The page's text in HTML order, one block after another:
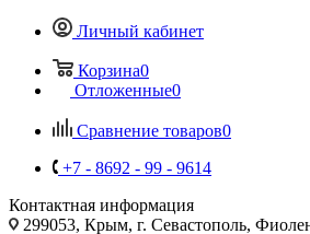
Личный кабинет
Корзина0
Отложенные0
Сравнение товаров0
+7 - 8692 - 99 - 9614
Контактная информация
299053, Крым, г. Севастополь,